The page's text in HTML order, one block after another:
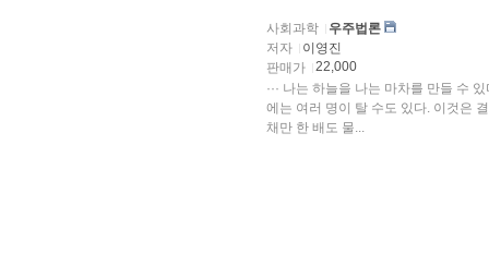
사회과학
우주법론
저자
이영진
판매가
22,000
··· 나는 하늘을 나는 마차를 만들 수
에는 여러 명이 탈 수도 있다. 이것은
채만 한 배도 물...